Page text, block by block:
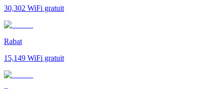
30,302 WiFi gratuit
Rabat
15,149 WiFi gratuit